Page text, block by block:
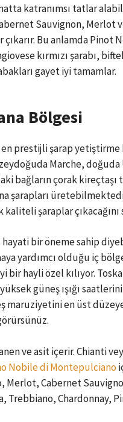
katranımsı tatlar
Sauvignon, Merlot
Bu anlamda
kırmızı şarabı,
gayet iyi tamamlar.
Bölgesi
en prestijli şarap
Marche,
bağların çorak
şarapları
şaraplar
bir öneme sahip
yardımcı olduğu iç
hayli özel kılıyor.
güneş ışığı
en üst
ve asit içerir. Chianti
Nobile di Montepulciano
Merlot, Cabernet
Trebbiano, Chardonnay,